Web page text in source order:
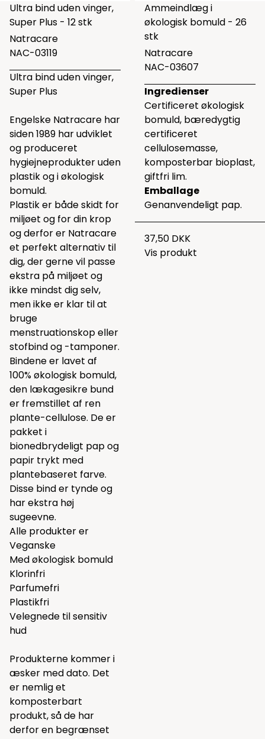
Ultra bind uden vinger,
Super Plus - 12 stk
Natracare
NAC-03119
Ultra bind uden vinger,
Super Plus
Engelske Natracare har
siden 1989 har udviklet
og produceret
hygiejneprodukter uden
plastik og i økologisk
bomuld.
Plastik er både skidt for
miljøet og for din krop
og derfor er Natracare
et perfekt alternativ til
dig, der gerne vil passe
ekstra på miljøet og
ikke mindst dig selv,
men ikke er klar til at
bruge
menstruationskop eller
stofbind og -tamponer.
Bindene er lavet af
100% økologisk bomuld,
den lækagesikre bund
er fremstillet af ren
plante-cellulose. De er
pakket i
bionedbrydeligt pap og
papir trykt med
plantebaseret farve.
Disse bind er tynde og
har ekstra høj
sugeevne.
Alle produkter er
Veganske
Med økologisk bomuld
Klorinfri
Parfumefri
Plastikfri
Velegnede til sensitiv
hud
Produkterne kommer i
æsker med dato. Det
er nemlig et
komposterbart
produkt, så de har
derfor en begrænset
Ammeindlæg i
økologisk bomuld - 26
stk
Natracare
NAC-03607
Ingredienser
Certificeret økologisk
bomuld, bæredygtig
certificeret
cellulosemasse,
komposterbar bioplast,
giftfri lim.
Emballage
Genanvendeligt pap.
37,50 DKK
Vis produkt